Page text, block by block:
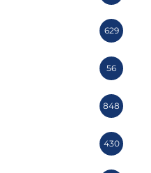
629
56
848
430